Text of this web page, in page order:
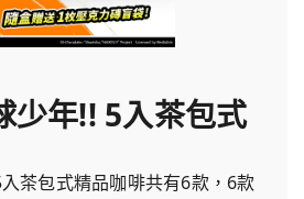
年!! 5入茶包式
茶包式精品咖啡共有6款，6款